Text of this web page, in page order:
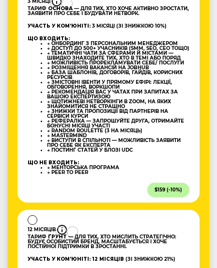
ТАРИФ ОСНОВА — ДЛЯ ТИХ, ХТО ХОЧЕ АКТИВНО ЗРОСТАТИ,
ЗАЯВИТИ ПРО СЕБЕ І БУДУВАТИ НЕТВОРК.
УЧАСТЬ У КОМʼЮНІТІ: 3 МІСЯЦІ (ЗІ ЗНИЖКОЮ 10%)
ЩО ВХОДИТЬ:
→ ОНБОРДИНГ З ПЕРСОНАЛЬНИМ МЕНЕДЖЕРОМ
→ ДОСТУП ДО 500+ УЧАСНИКІВ (SMM, SEO, CEO ТОЩО)
→ ТЕМАТИЧНІ ЧАТИ ЗА СФЕРАМИ Й МІСТАМИ —
ШВИДКО ЗНАХОДИТЕ ТИХ, ХТО В ТЕМІ АБО ПОРЯД
→ МОЖЛИВІСТЬ ПРОРЕКЛАМУВАТИ СЕБЕ/ ПОСЛУГИ
→ РОЗМІЩЕННЯ ВАКАНСІЙ НА JOBHUB
→ БАЗА ШАБЛОНІВ, ДОГОВОРІВ, ГАЙДІВ, КОРИСНИХ
РЕСУРСІВ
→ ЗМІСТОВНІ ІВЕНТИ У ПРЯМОМУ ЕФІРІ: ЛЕКЦІЇ,
ОБГОВОРЕННЯ, ВОРКШОПИ
→ РЕКОМЕНДАЦІЯ ВАС У ЧАТАХ ПРИ ЗАПИТАХ ЗА
ВАШОЮ ЕКСПЕРТИЗОЮ
→ ЩОТИЖНЕВІ НЕТВОРКІНГИ В ZOOM, НА ЯКИХ
ЗНАЙОМИТИСЯ НЕ СТРАШНО
→ ЗНИЖКИ ТА ПРОПОЗИЦІЇ ВІД ПАРТНЕРІВ НА
СЕРВІСИ КУРСИ
→ РЕФЕРАЛКА — ЗАПРОШУЙТЕ ДРУГА, ОТРИМАЙТЕ
БОНУСНІ МІСЯЦІ УЧАСТІ
→ RANDOM ROULETTE (3 НА МІСЯЦЬ)
→ MASTERMIND
→ ВИСТУПИ В СПІЛЬНОТІ — МОЖЛИВІСТЬ ЗАЯВИТИ
ПРО СЕБЕ ЯК ЕКСПЕРТА
→ ПОСТИНГ СТАТЕЙ У БЛОЗІ UDC
ЩО НЕ ВХОДИТЬ:
→ МЕНТОРСЬКА ПРОГРАМА
→ PEER TO PEER
$159 (-10%)
12 МІСЯЦІВ
ТАРИФ ҐРУНТ — ДЛЯ ТИХ, ХТО МИСЛИТЬ СТРАТЕГІЧНО:
БУДУЄ ОСОБИСТИЙ БРЕНД, МАСШТАБУЄТЬСЯ І ХОЧЕ
ПОСТІЙНОЇ ПІДТРИМКИ В ЗРОСТАННІ.
УЧАСТЬ У КОМʼЮНІТІ: 12 МІСЯЦІВ (ЗІ ЗНИЖКОЮ 21%)